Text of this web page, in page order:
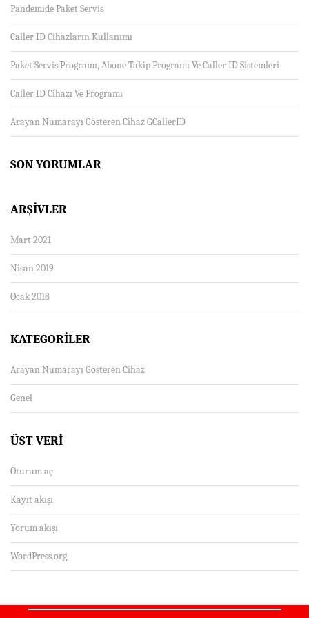
Pandemide Paket Servis
Caller ID Cihazların Kullanımı
Paket Servis Programı, Abone Takip Programı Ve Caller ID Sistemleri
Caller ID Cihazı Ve Programı
Arayan Numarayı Gösteren Cihaz GCallerID
SON YORUMLAR
ARŞIVLER
Mart 2021
Nisan 2019
Ocak 2018
KATEGORILER
Arayan Numarayı Gösteren Cihaz
Genel
ÜST VERI
Oturum aç
Kayıt akışı
Yorum akışı
WordPress.org